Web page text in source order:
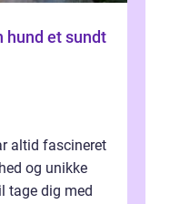
hund et sundt
altid fascineret
og unikke
tage dig med